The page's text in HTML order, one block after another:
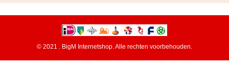
© 2021 . BigM Internetshop. Alle rechten voorbehouden.